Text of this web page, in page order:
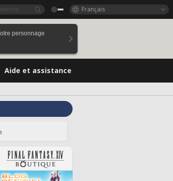
Français
personnage
Aide et assistance